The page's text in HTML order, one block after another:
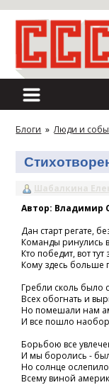
Блоги » Люди и
Шабалкина
Автор: Владимир
Дан старт регате,
Команды ринулись
Кто победит, вот тут
Кому здесь больше
Гребли сколь было
Всех обогнать и
Но помешали нам
И все пошло
Борьбою все
И мы боролись -
Но солнце
Всему виной